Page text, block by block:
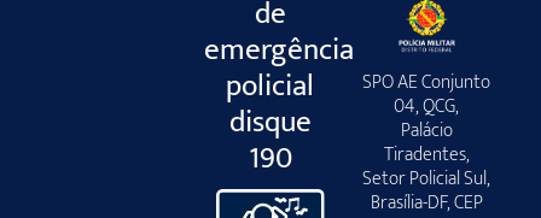
de
emergência
policial
disque
190
SPO AE Conjunto
04, QCG,
Palácio
Tiradentes,
Setor Policial Sul,
Brasília-DF, CEP